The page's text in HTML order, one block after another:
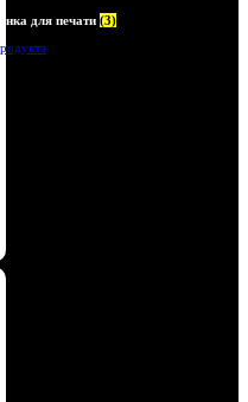
для печати (3)